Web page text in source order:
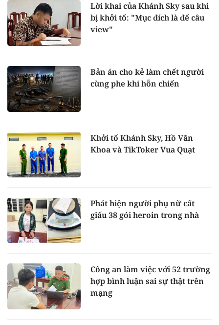
Lời khai của Khánh Sky sau khi
bị khởi tố: "Mục đích là để câu
view"
Bản án cho kẻ làm chết người
cùng phe khi hỗn chiến
Khởi tố Khánh Sky, Hồ Văn
Khoa và TikToker Vua Quạt
Phát hiện người phụ nữ cất
giấu 38 gói heroin trong nhà
Công an làm việc với 52 trường
hợp bình luận sai sự thật trên
mạng